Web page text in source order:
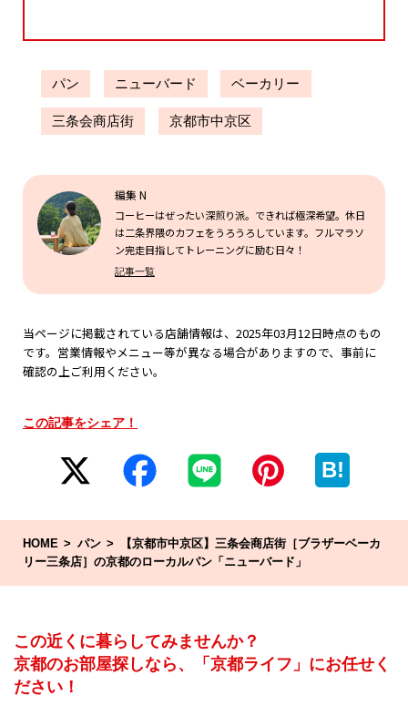
パン ニューバード ベーカリー
三条会商店街 京都市中京区
編集 N
コーヒーはぜったい深煎り派。できれば極深希望。休日
は二条界隈のカフェをうろうろしています。フルマラソ
ン完走目指してトレーニングに励む日々！
記事一覧
当ページに掲載されている店舗情報は、2025年03月12日時点のもの
です。営業情報やメニュー等が異なる場合がありますので、事前に
確認の上ご利用ください。
この記事をシェア！
B!
HOME パン
【京都市中京区】三条会商店街［ブラザーベーカ
リー三条店］の京都のローカルパン「ニューバード」
この近くに暮らしてみませんか？
京都のお部屋探しなら、「京都ライフ」にお任せく
ださい！